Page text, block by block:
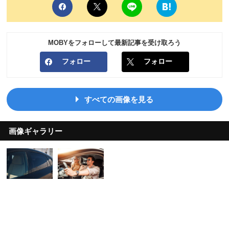
MOBYをフォローして最新記事を受け取ろう
フォロー フォロー
すべての画像を見る
画像ギャラリー